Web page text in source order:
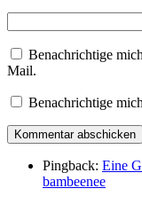
Benachrichtige
Mail.
Benachrichtige
Pingback: Eine
bambeenee